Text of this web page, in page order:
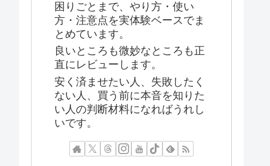
困りごとまで、やり方・使い
方・注意点を実体験ベースでま
とめています。
良いところも微妙なところも正
直にレビューします。
安く済ませたい人、失敗したく
ない人、買う前に本音を知りた
い人の判断材料になればうれし
いです。